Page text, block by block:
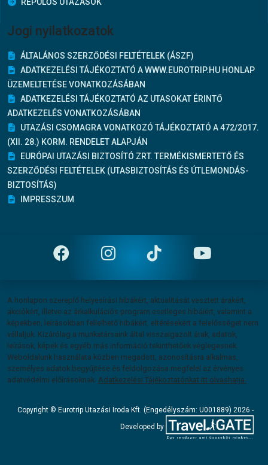
Jogi nyilatkozatok
ÁLTALÁNOS SZERZŐDÉSI FELTÉTELEK (ÁSZF)
ADATKEZELÉSI TÁJÉKOZTATÓ A WWW.EUROTRIP.HU HONLAP
ÜZEMELTETÉSE VONATKOZÁSÁBAN
ADATKEZELÉSI TÁJÉKOZTATÓ AZ UTASOKAT ÉRINTŐ
ADATKEZELÉS VONATKOZÁSÁBAN
UTAZÁSI CSOMAGRA VONATKOZÓ TÁJÉKOZTATÓ A 472/2017.
(XII. 28.) KORM. RENDELET ALAPJÁN
EURÓPAI UTAZÁSI BIZTOSÍTÓ ZRT. TERMÉKISMERTETŐ ÉS
SZERZŐDÉSI FELTÉTELEK (UTASBIZTOSÍTÁS ÉS ÚTLEMONDÁS-
BIZTOSÍTÁS)
IMPRESSZUM
Felelősség vállalás
A honlapon szereplő helyesírási hibákért, aktualitását vesztett árakért,
akciókért, illetve az árkalkulációs program esetleges hibáiért, valamint a
képekben, leírásokban fellelhető hibákért, eltérésekért a felelősséget nem
vállaljuk. Kizárólag a munkatársaink által visszaigazolt árak, adatok,
leírások, képek és egyéb más információ tekinthetőek véglegesnek.
Weboldalunk használata közben megadott, azonosításra alkalmas,
személyes adatok begyűjtése és feldolgozása megfelel az érvényes
adatvédelmi előírásoknak. Adatkezelési Tájékoztatónkat itt olvashatja.
Copyright
Copyright © Eurotrip Utazási Iroda Kft. (Engedélyszám: U001889) 2026 -
Developed by